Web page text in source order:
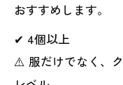
おすすめします。
✔ 4個以上
⚠️ 服だけでなく、